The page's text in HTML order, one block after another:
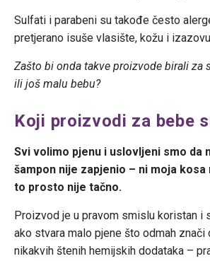
Sulfati i parabeni su takođe često
pretjerano isuše vlasište, kožu i
Zašto bi onda takve proizvode birali za
ili još malu bebu?
Koji proizvodi za bebe
Svi volimo pjenu i uslovljeni smo da
šampon nije zapjenio – ni moja kosa
to prosto nije tačno.
Proizvod je u pravom smislu koristan i
ako stvara malo pjene što odmah znači
nikakvih štenih hemijskih dodataka –